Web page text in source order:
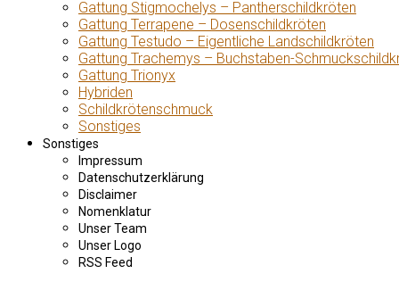
Gattung Stigmochelys – Pantherschildkröten
Gattung Terrapene – Dosenschildkröten
Gattung Testudo – Eigentliche Landschildkröten
Gattung Trachemys – Buchstaben-
Gattung Trionyx
Hybriden
Schildkrötenschmuck
Sonstiges
Sonstiges
Impressum
Datenschutzerklärung
Disclaimer
Nomenklatur
Unser Team
Unser Logo
RSS Feed